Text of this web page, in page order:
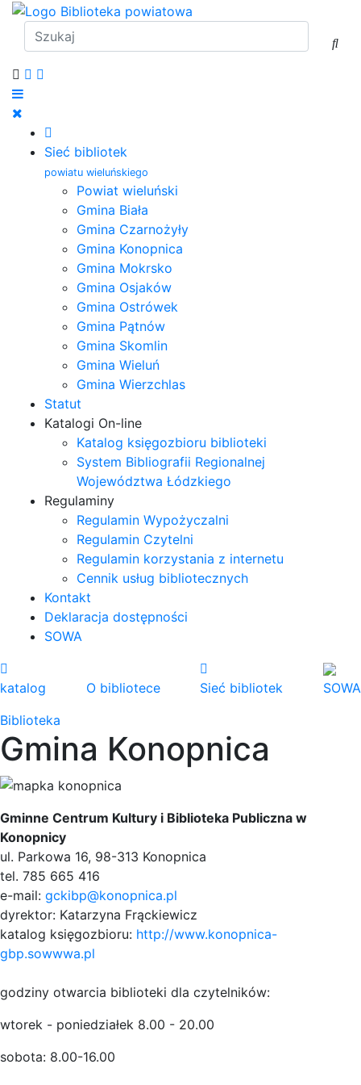
Sieć bibliotek
powiatu wieluńskiego
Powiat wieluński
Gmina Biała
Gmina Czarnożyły
Gmina Konopnica
Gmina Mokrsko
Gmina Osjaków
Gmina Ostrówek
Gmina Pątnów
Gmina Skomlin
Gmina Wieluń
Gmina Wierzchlas
Statut
Katalogi On-line
Katalog księgozbioru biblioteki
System Bibliografii Regionalnej
Województwa Łódzkiego
Regulaminy
Regulamin Wypożyczalni
Regulamin Czytelni
Regulamin korzystania z internetu
Cennik usług bibliotecznych
Kontakt
Deklaracja dostępności
SOWA
katalog O bibliotece Sieć bibliotek
SOWA
Biblioteka
Gmina Konopnica
Gminne Centrum Kultury i Biblioteka Publiczna w
Konopnicy
ul. Parkowa 16, 98-313 Konopnica
tel. 785 665 416
e-mail: gckibp@konopnica.pl
dyrektor: Katarzyna Frąckiewicz
katalog księgozbioru: http://www.konopnica-
gbp.sowwwa.pl
godziny otwarcia biblioteki dla czytelników:
wtorek - poniedziałek 8.00 - 20.00
sobota: 8.00-16.00